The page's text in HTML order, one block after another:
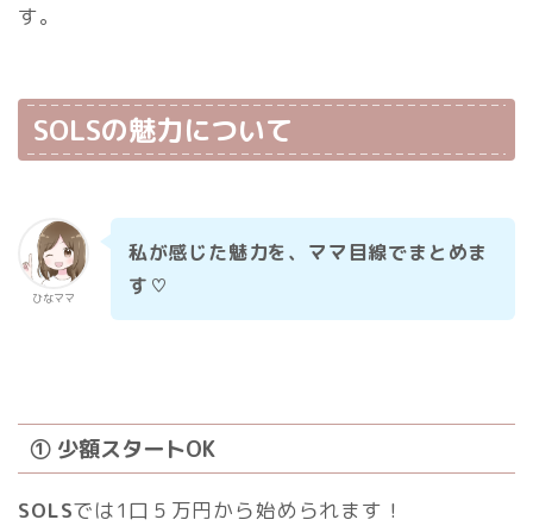
す。
SOLSの魅力について
ひなママ
私が感じた魅力を、ママ目線でまとめま
す♡
① 少額スタートOK
SOLSでは1口５万円から始められます！